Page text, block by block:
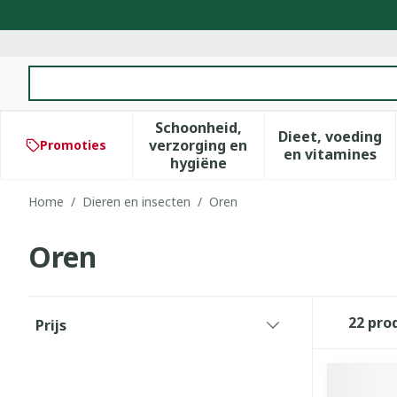
Promoties
Schoonheid,
verzorging en
hygiëne
Toon submenu voor
Dieet, voeding
en vitamines
Toon
Home / Dieren en insecten / Oren
Oren
Prijs
22